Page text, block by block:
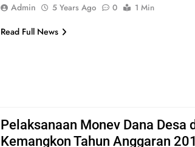
Admin 5 Years Ago 0 1 Min
Read Full News
Pelaksanaan Monev Dana Desa
Kemangkon Tahun Anggaran